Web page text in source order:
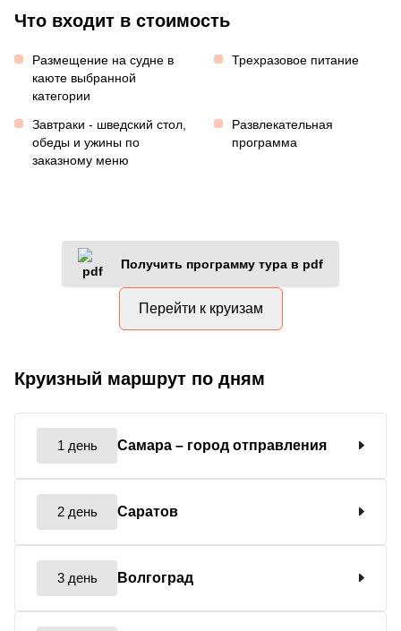
Что входит в стоимость
Размещение на судне в
каюте выбранной
категории
Трехразовое питание
Завтраки - шведский стол,
обеды и ужины по
заказному меню
Развлекательная
программа
Получить программу тура в pdf
Перейти к круизам
Круизный маршрут по дням
1 день Самара – город отправления
2 день Саратов
3 день Волгоград